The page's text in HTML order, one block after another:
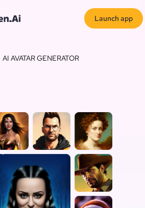
Launch app
AI AVATAR GENERATOR